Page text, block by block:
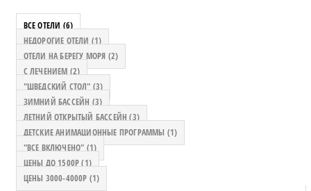
ВСЕ ОТЕЛИ (6)
НЕДОРОГИЕ ОТЕЛИ (1)
ОТЕЛИ НА БЕРЕГУ МОРЯ (2)
С ЛЕЧЕНИЕМ (2)
"ШВЕДСКИЙ СТОЛ" (3)
ЗИМНИЙ БАССЕЙН (3)
ЛЕТНИЙ ОТКРЫТЫЙ БАССЕЙН (3)
ДЕТСКИЕ АНИМАЦИОННЫЕ ПРОГРАММЫ (1)
"ВСЕ ВКЛЮЧЕНО" (1)
ЦЕНЫ ДО 1500Р (1)
ЦЕНЫ 3000-4000Р (1)